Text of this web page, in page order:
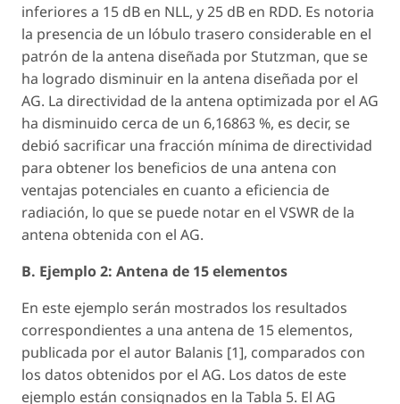
inferiores a 15 dB en NLL, y 25 dB en RDD. Es notoria
la presencia de un lóbulo trasero considerable en el
patrón de la antena diseñada por Stutzman, que se
ha logrado disminuir en la antena diseñada por el
AG. La directividad de la antena optimizada por el AG
ha disminuido cerca de un 6,16863 %, es decir, se
debió sacrificar una fracción mínima de directividad
para obtener los beneficios de una antena con
ventajas potenciales en cuanto a eficiencia de
radiación, lo que se puede notar en el VSWR de la
antena obtenida con el AG.
B. Ejemplo 2: Antena de 15 elementos
En este ejemplo serán mostrados los resultados
correspondientes a una antena de 15 elementos,
publicada por el autor Balanis [1], comparados con
los datos obtenidos por el AG. Los datos de este
ejemplo están consignados en la Tabla 5. El AG